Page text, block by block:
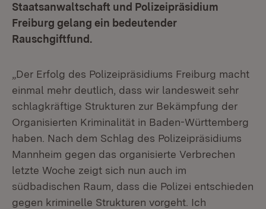
Staatsanwaltschaft und Polizeipräsidium
Freiburg gelang ein bedeutender
Rauschgiftfund.
„Der Erfolg des Polizeipräsidiums Freiburg macht
einmal mehr deutlich, dass wir landesweit sehr
schlagkräftige Strukturen zur Bekämpfung der
Organisierten Kriminalität in Baden-Württemberg
haben. Nach dem Schlag des Polizeipräsidiums
Mannheim gegen das organisierte Verbrechen
letzte Woche zeigt sich nun auch im
südbadischen Raum, dass die Polizei entschieden
gegen kriminelle Strukturen vorgeht. Ich